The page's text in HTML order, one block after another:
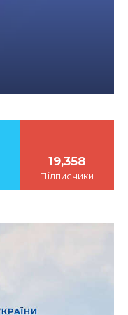
19,358
Підписчики